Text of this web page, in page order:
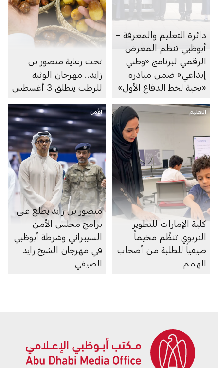
دائرة التعليم والمعرفة –
أبوظبي تنظم المعرض
الرقمي لبرنامج «وطني
إبداعي« ضمن مبادرة
«تحية لخط الدفاع الأول»
تحت رعاية منصور بن
زايد.. مهرجان الوثبة
للرطب ينطلق 3 أغسطس
التعليم
كلية الإمارات للتطوير
التربوي تنظِّم مخيماً
صيفياً للطلبة من أصحاب
الهمم
الأمن
منصور بن زايد يطلع على
برامج مجلس الأمن
السيبراني وشرطة أبوظبي
في مهرجان الشيخ زايد
الصيفي